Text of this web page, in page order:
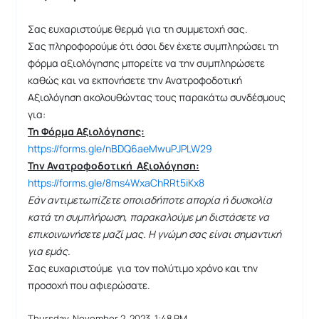
Σας ευχαριστούμε θερμά για τη συμμετοχή σας.
Σας πληροφορούμε ότι όσοι δεν έχετε συμπληρώσει τη
φόρμα αξιολόγησης μπορείτε να την συμπληρώσετε
καθώς και να εκπονήσετε την Ανατροφοδοτική
Αξιολόγηση ακολουθώντας τους παρακάτω συνδέσμους
για:
Τη Φόρμα Αξιολόγησης:
https://forms.gle/nBDQ6aeMwuPJPLW29
Την Ανατροφοδοτική Αξιολόγηση:
https://forms.gle/8ms4WxaChRRt5iKx8
Εάν αντιμετωπίζετε οποιαδήποτε απορία ή δυσκολία
κατά τη συμπλήρωση, παρακαλούμε μη διστάσετε να
επικοινωνήσετε μαζί μας. Η γνώμη σας είναι σημαντική
για εμάς.
Σας ευχαριστούμε για τον πολύτιμο χρόνο και την
προσοχή που αφιερώσατε.